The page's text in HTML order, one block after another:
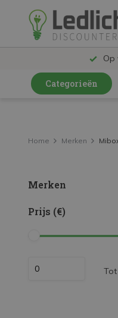
Op
Categorieën
LED Railspots
LED TL
LED
Home Merken
Merken
Prijs (€)
Tot